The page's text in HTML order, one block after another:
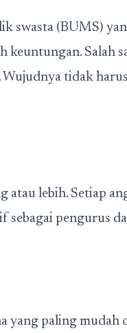
swasta (BUMS)
keuntungan. Salah
tidak
atau lebih. Setiap
sebagai pengurus
yang paling mudah